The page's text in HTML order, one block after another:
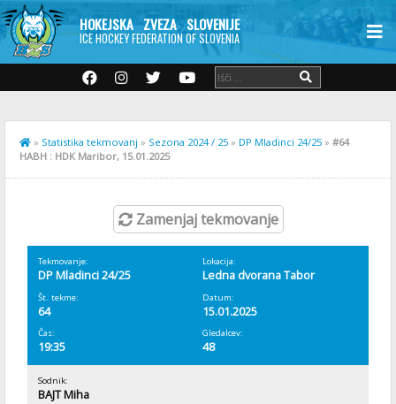
HOKEJSKA ZVEZA SLOVENIJE
ICE HOCKEY FEDERATION OF SLOVENIA
» Statistika tekmovanj » Sezona 2024 / 25 » DP Mladinci 24/25 » #64
HABH : HDK Maribor, 15.01.2025
Zamenjaj tekmovanje
Tekmovanje:
DP Mladinci 24/25
Lokacija:
Ledna dvorana Tabor
Št. tekme:
64
Datum:
15.01.2025
Čas:
19:35
Gledalcev:
48
Sodnik:
BAJT Miha